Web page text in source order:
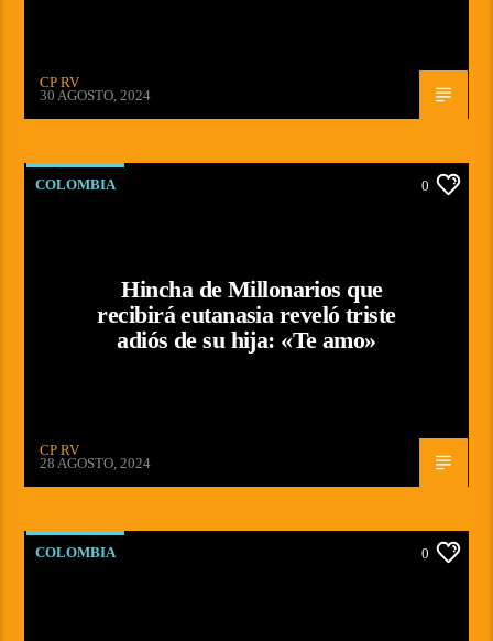
CP RV
30 AGOSTO, 2024
COLOMBIA 0
Hincha de Millonarios que
recibirá eutanasia reveló triste
adiós de su hija: «Te amo»
CP RV
28 AGOSTO, 2024
COLOMBIA 0